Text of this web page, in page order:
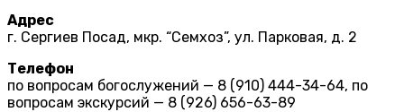
Адрес
г. Сергиев Посад, мкр. “Семхоз”, ул. Парковая, д. 2
Телефон
по вопросам богослужений — 8 (910) 444-34-64, по
вопросам экскурсий — 8 (926) 656-63-89